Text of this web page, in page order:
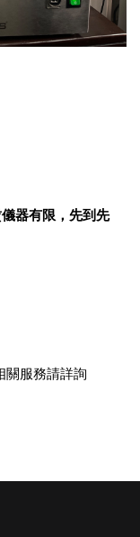
器有限，先到先
關服務請詳詢